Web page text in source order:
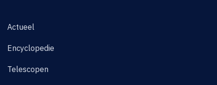
Actueel
Encyclopedie
Telescopen